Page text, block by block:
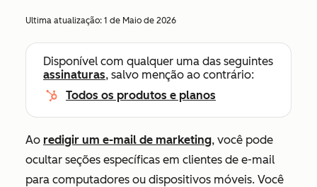
Ultima atualização: 1 de Maio de 2026
Disponível com qualquer uma das seguintes
assinaturas, salvo menção ao contrário:
Todos os produtos e planos
Ao redigir um e-mail de marketing, você pode
ocultar seções específicas em clientes de e-mail
para computadores ou dispositivos móveis. Você